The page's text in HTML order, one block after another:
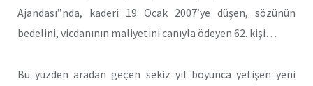
Ajandası”nda, kaderi 19 Ocak 2007’ye düşen, sözünün
bedelini, vicdanının maliyetini canıyla ödeyen 62. kişi…
Bu yüzden aradan geçen sekiz yıl boyunca yetişen yeni